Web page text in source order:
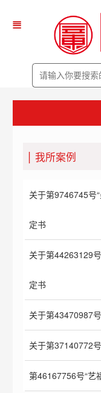
我所案例
关于第9746745号
定书
关于第44263129
定书
关于第43470987
关于第37140772
第46167756号“艺